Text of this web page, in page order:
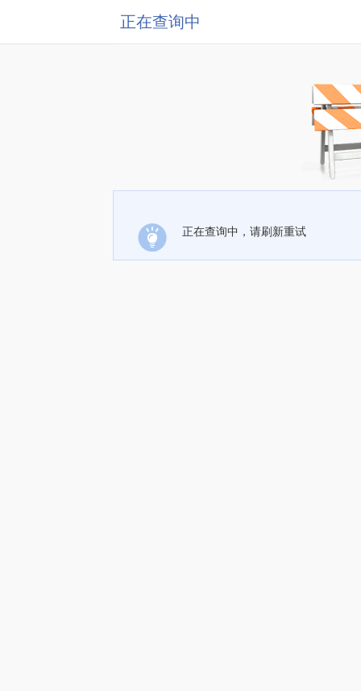
正在查询中
正在查询中，请刷新重试